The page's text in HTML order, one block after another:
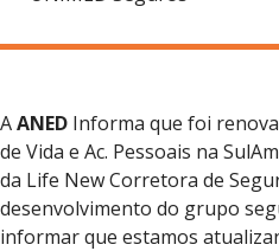
AANED Informa que foi
de Vida e Ac. Pessoais na
da Life New Corretora de
desenvolvimento do grupo
informar que estamos